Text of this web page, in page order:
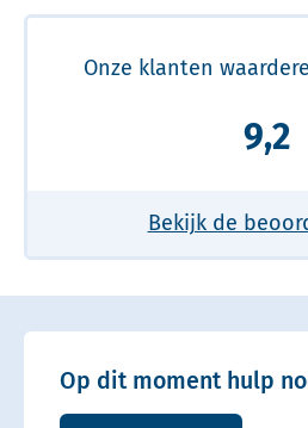
Onze klanten
9,2
Bekijk de
Op dit moment hulp